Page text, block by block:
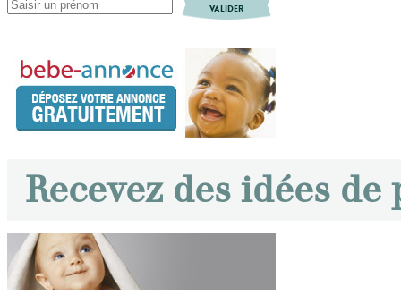
VALIDER
Recevez des idées